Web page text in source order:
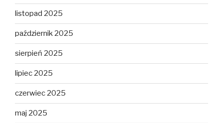
listopad 2025
październik 2025
sierpień 2025
lipiec 2025
czerwiec 2025
maj 2025